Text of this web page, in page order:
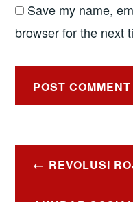
Save my name,
browser for the next
PostREVOLUSI